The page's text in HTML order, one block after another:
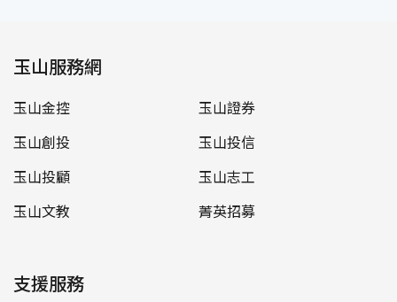
玉山服務網
玉山金控
玉山證券
玉山創投
玉山投信
玉山投顧
玉山志工
玉山文教
菁英招募
支援服務